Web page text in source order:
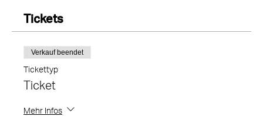
Tickets
Verkauf beendet
Tickettyp
Ticket
Mehr Infos